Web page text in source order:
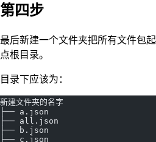
第四步
最后新建一个文件夹把所有文件包
点根目录。
目录下应该为：
新建文件夹的名字
├── a.json
├── all.json
├── b.json
├── c.json